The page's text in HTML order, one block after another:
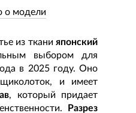
о модели
из ткани японский
выбором для
в 2025 году. Оно
и имеет
, который придает
Разрез